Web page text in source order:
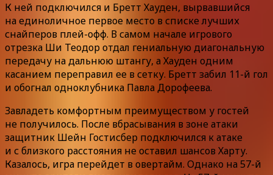
К ней подключился и Бретт Хауден, вырвавшийся
на единоличное первое место в списке лучших
снайперов плей-офф. В самом начале игрового
отрезка Ши Теодор отдал гениальную диагональную
передачу на дальнюю штангу, а Хауден одним
касанием переправил ее в сетку. Бретт забил 11-й гол
и обогнал одноклубника Павла Дорофеева.
Завладеть комфортным преимуществом у гостей
не получилось. После вбрасывания в зоне атаки
защитник Шейн Гостисбер подключился к атаке
и с близкого расстояния не оставил шансов Харту.
Казалось, игра перейдет в овертайм. Однако на 57-й